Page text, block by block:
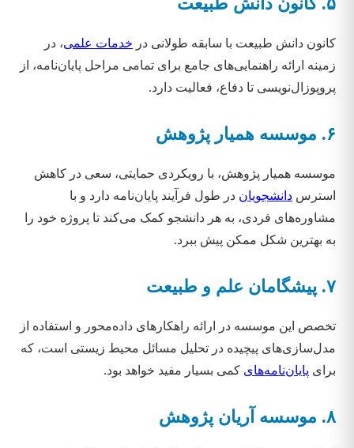
کانون دانش طبیعت با سابقه طولانی در خدمات علمی، در
زمینه ارائه راهنمایی‌های جامع برای تمامی مراحل پایان‌نامه، از
پروپوزال‌نویسی تا دفاع، فعالیت دارد.
۶. موسسه همیار پژوهش
موسسه همیار پژوهش، با رویکردی حمایتی، سعی در کاهش
استرس دانشجویان در طول فرآیند پایان‌نامه دارد و با
مشاوره‌های فردی، به هر دانشجو کمک می‌کند تا پروژه خود را
به بهترین شکل ممکن پیش ببرد.
۷. پیشگامان علم و طبیعت
تخصص این موسسه در ارائه راهکارهای داده‌محور و استفاده از
مدل‌سازی‌های پیچیده در تحلیل مسائل محیط زیستی است، که
برای پایان‌نامه‌های کمی بسیار مفید خواهد بود.
۸. موسسه آریان پژوهش